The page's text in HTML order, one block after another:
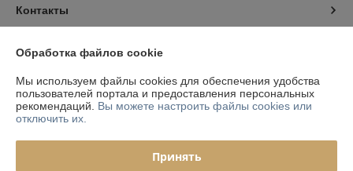
Контакты
Доставка и оплата
График работы
Полная версия сайта
Политика обработки cookies
Обработка файлов cookie
Мы используем файлы cookies для обеспечения удобства
пользователей портала и предоставления персональных
рекомендаций. Вы можете настроить файлы cookies или
отключить их.
Принять